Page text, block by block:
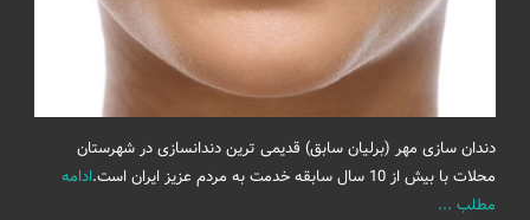
دندان سازی مهر (برلیان سابق) قدیمی ترین دندانسازی در شهرستان
محلات با بیش از 10 سال سابقه خدمت به مردم عزیز ایران است.
ادامه
مطلب ...